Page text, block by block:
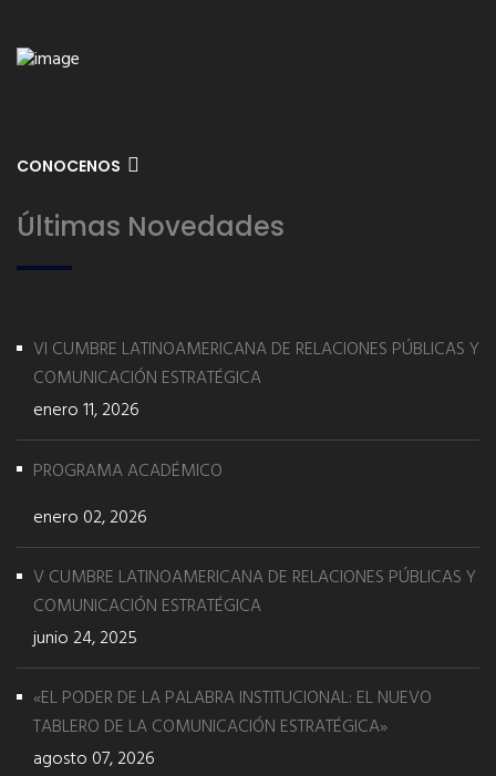
CONOCENOS
Últimas Novedades
VI CUMBRE LATINOAMERICANA DE RELACIONES PÚBLICAS Y
COMUNICACIÓN ESTRATÉGICA
enero 11, 2026
PROGRAMA ACADÉMICO
enero 02, 2026
V CUMBRE LATINOAMERICANA DE RELACIONES PÚBLICAS Y
COMUNICACIÓN ESTRATÉGICA
junio 24, 2025
«EL PODER DE LA PALABRA INSTITUCIONAL: EL NUEVO
TABLERO DE LA COMUNICACIÓN ESTRATÉGICA»
agosto 07, 2026